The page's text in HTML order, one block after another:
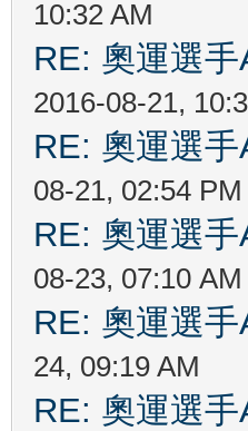
10:32 AM
RE: 奧運選
2016-08-21,
RE: 奧運選
08-21, 02:54 PM
RE: 奧運選
08-23, 07:10 AM
RE: 奧運選
24, 09:19 AM
RE: 奧運選